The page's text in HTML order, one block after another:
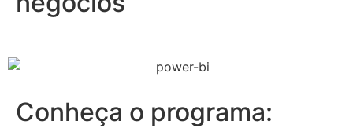
Conheça o programa: